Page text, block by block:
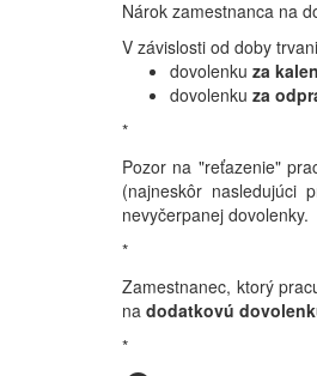
Nárok zamestnanca na
V závislosti od doby
dovolenku za
dovolenku za
*
Pozor na "reťazenie"
(najneskôr nasledujúci
nevyčerpanej dovolenky.
*
Zamestnanec, ktorý
na dodatkovú
*